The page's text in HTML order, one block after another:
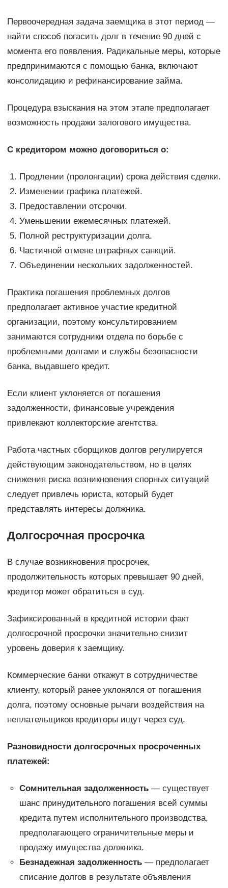
Первоочередная задача заемщика в этот период —
найти способ погасить долг в течение 90 дней с
момента его появления. Радикальные меры, которые
предпринимаются с помощью банка, включают
консолидацию и рефинансирование займа.
Процедура взыскания на этом этапе предполагает
возможность продажи залогового имущества.
С кредитором можно договориться о:
Продлении (пролонгации) срока действия сделки.
Изменении графика платежей.
Предоставлении отсрочки.
Уменьшении ежемесячных платежей.
Полной реструктуризации долга.
Частичной отмене штрафных санкций.
Объединении нескольких задолженностей.
Практика погашения проблемных долгов
предполагает активное участие кредитной
организации, поэтому консультированием
занимаются сотрудники отдела по борьбе с
проблемными долгами и службы безопасности
банка, выдавшего кредит.
Если клиент уклоняется от погашения
задолженности, финансовые учреждения
привлекают коллекторские агентства.
Работа частных сборщиков долгов регулируется
действующим законодательством, но в целях
снижения риска возникновения спорных ситуаций
следует привлечь юриста, который будет
представлять интересы должника.
Долгосрочная просрочка
В случае возникновения просрочек,
продолжительность которых превышает 90 дней,
кредитор может обратиться в суд.
Зафиксированный в кредитной истории факт
долгосрочной просрочки значительно снизит
уровень доверия к заемщику.
Коммерческие банки откажут в сотрудничестве
клиенту, который ранее уклонялся от погашения
долга, поэтому основные рычаги воздействия на
неплательщиков кредиторы ищут через суд.
Разновидности долгосрочных просроченных
платежей:
Сомнительная задолженность— существует
шанс принудительного погашения всей суммы
кредита путем исполнительного производства,
предполагающего ограничительные меры и
продажу имущества должника.
Безнадежная задолженность— предполагает
списание долгов в результате объявления